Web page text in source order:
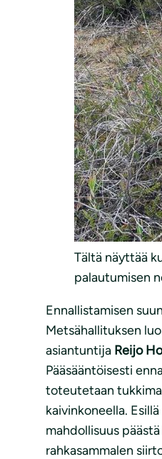
Tältä näyttää
palautumisen
Ennallistamisen
Metsähallituksen
asiantuntija Reijo
Pääsääntöisesti
toteutetaan
kaivinkoneella.
mahdollisuus
rahkasammalen